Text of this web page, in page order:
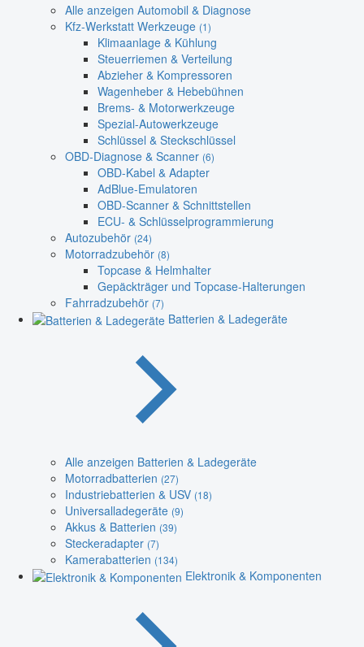
Alle anzeigen Automobil & Diagnose
Kfz-Werkstatt Werkzeuge (1)
Klimaanlage & Kühlung
Steuerriemen & Verteilung
Abzieher & Kompressoren
Wagenheber & Hebebühnen
Brems- & Motorwerkzeuge
Spezial-Autowerkzeuge
Schlüssel & Steckschlüssel
OBD-Diagnose & Scanner (6)
OBD-Kabel & Adapter
AdBlue-Emulatoren
OBD-Scanner & Schnittstellen
ECU- & Schlüsselprogrammierung
Autozubehör (24)
Motorradzubehör (8)
Topcase & Helmhalter
Gepäckträger und Topcase-Halterungen
Fahrradzubehör (7)
Batterien & Ladegeräte
Alle anzeigen Batterien & Ladegeräte
Motorradbatterien (27)
Industriebatterien & USV (18)
Universalladegeräte (9)
Akkus & Batterien (39)
Steckeradapter (7)
Kamerabatterien (134)
Elektronik & Komponenten